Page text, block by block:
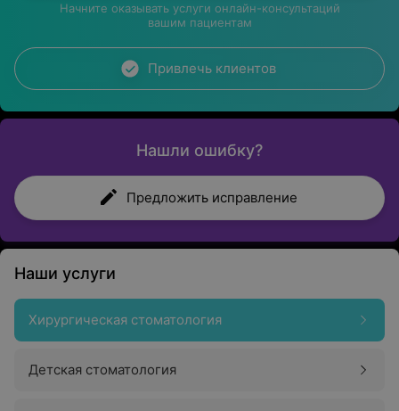
Начните оказывать услуги онлайн-консультаций
вашим пациентам
Привлечь клиентов
Нашли ошибку?
Предложить исправление
Наши услуги
Хирургическая стоматология
Детская стоматология